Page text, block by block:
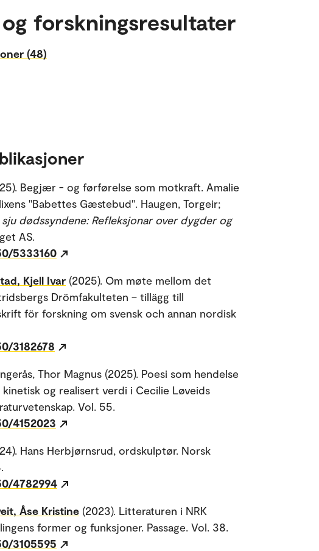
forskningsresultater
(48)
Begjær - og førførelse som motkraft. Amalie
"Babettes Gæstebud". Haugen, Torgeir;
dødssyndene: Refleksjonar over dygder og
AS.
5333160
Kjell Ivar (2025). Om møte mellom det
Drömfakulteten – tillägg till
för forskning om svensk och annan nordisk
3182678
Thor Magnus (2025). Poesi som hendelse
kinetisk og realisert verdi i Cecilie Løveids
Vol. 55.
4152023
Hans Herbjørnsrud, ordskulptør. Norsk
4782994
Åse Kristine (2023). Litteraturen i NRK
former og funksjoner. Passage. Vol. 38.
3105595